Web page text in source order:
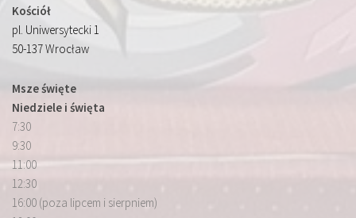
Kościół
pl. Uniwersytecki 1
50-137 Wrocław
Msze święte
Niedziele i święta
7:30
9:30
11:00
12:30
16:00 (poza lipcem i sierpniem)